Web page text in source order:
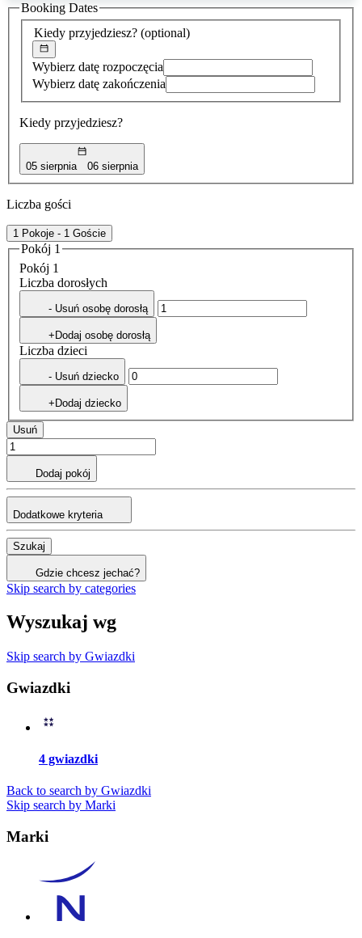
została
znaleziona
Kiedy przyjedziesz? (optional)
Wybierz datę rozpoczęcia
Wybierz datę zakończenia
Kiedy przyjedziesz?
05 sierpnia 06 sierpnia
Booking Dates
Liczba gości
1 Pokoje - 1 Goście
Pokój 1
Pokój 1
Liczba dorosłych
- Usuń osobę dorosłą
+Dodaj osobę dorosłą
Liczba dzieci
- Usuń dziecko
+Dodaj dziecko
Usuń
Dodaj pokój
Dodatkowe kryteria
Szukaj
Gdzie chcesz jechać?
Skip search by categories
Wyszukaj wg
Skip search by Gwiazdki
Gwiazdki
4 gwiazdki
Back to search by Gwiazdki
Skip search by Marki
Marki